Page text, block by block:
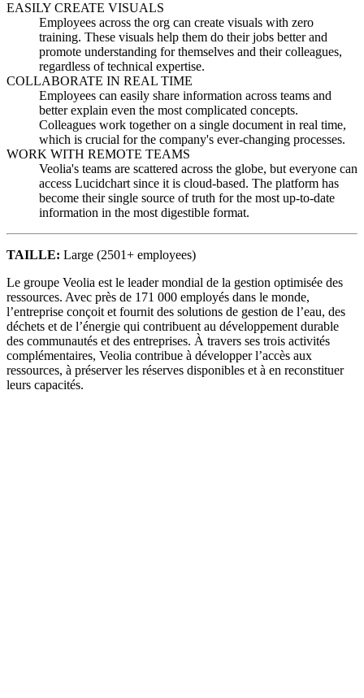
EASILY CREATE VISUALS
Employees across the org can create visuals with zero
training. These visuals help them do their jobs better and
promote understanding for themselves and their colleagues,
regardless of technical expertise.
COLLABORATE IN REAL TIME
Employees can easily share information across teams and
better explain even the most complicated concepts.
Colleagues work together on a single document in real time,
which is crucial for the company's ever-changing processes.
WORK WITH REMOTE TEAMS
Veolia's teams are scattered across the globe, but everyone can
access Lucidchart since it is cloud-based. The platform has
become their single source of truth for the most up-to-date
information in the most digestible format.
TAILLE: Large (2501+ employees)
Le groupe Veolia est le leader mondial de la gestion optimisée des
ressources. Avec près de 171 000 employés dans le monde,
l’entreprise conçoit et fournit des solutions de gestion de l’eau, des
déchets et de l’énergie qui contribuent au développement durable
des communautés et des entreprises. À travers ses trois activités
complémentaires, Veolia contribue à développer l’accès aux
ressources, à préserver les réserves disponibles et à en reconstituer
leurs capacités.